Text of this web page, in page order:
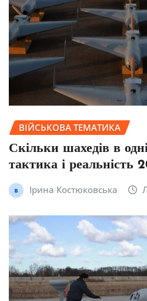
ВІЙСЬКОВА ТЕМАТИКА
Скільки шахедів в
тактика і реальність
Ірина Костюковська